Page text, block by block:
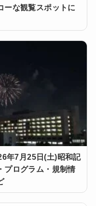
ーな観覧スポットに
年7月25日(土)昭和記
プログラム・規制情